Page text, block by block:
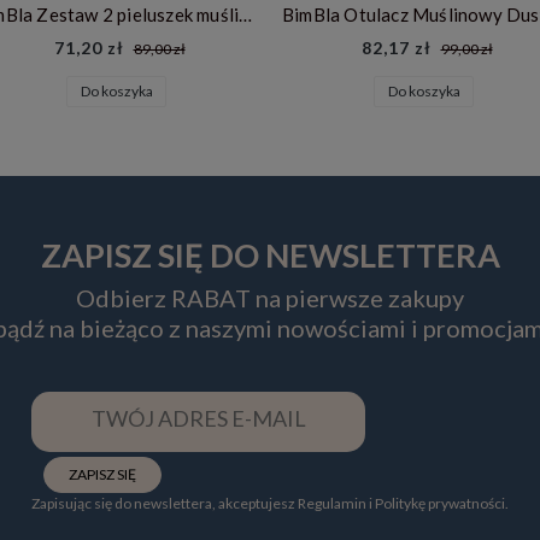
BimBla Zestaw 2 pieluszek muślinowych Dust - beż
71,20 zł 89,00 zł
Do koszyka
82,17 zł 99,00 zł
Do koszyka
ZAPISZ SIĘ DO NEWSLETTERA
Odbierz RABAT na pierwsze zakupy
na bieżąco z naszymi nowościami i
ZAPISZ SIĘ
Zapisując się do newslettera, akceptujesz Regulamin i Politykę prywatności.